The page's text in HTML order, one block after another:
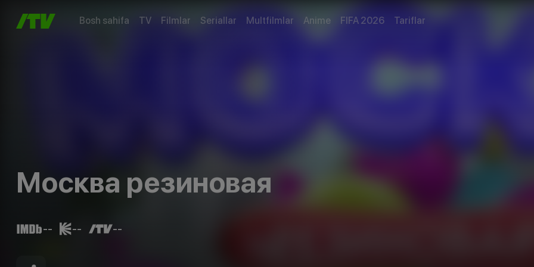
Bosh sahifa TV Filmlar Seriallar Multfilmlar Anime FIFA 2026 Tariflar
Москва резиновая
-- -- --